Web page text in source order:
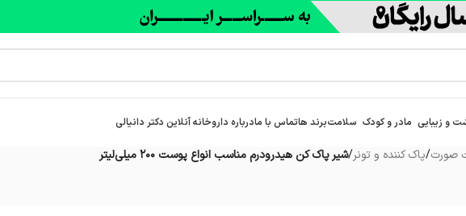
و زیبایی مادر و کودک سلامتبرند هاتماس با مادرباره‌ داروخانه آنلاین دکتر دانیالی
صورت/پاک کننده و تونر/شیر پاک کن هیدرودرم مناسب انواع پوست ۲۰۰ میلی‌لیتر